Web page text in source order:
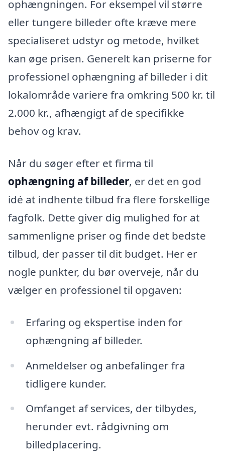
ophængningen. For eksempel vil større
eller tungere billeder ofte kræve mere
specialiseret udstyr og metode, hvilket
kan øge prisen. Generelt kan priserne for
professionel ophængning af billeder i dit
lokalområde variere fra omkring 500 kr. til
2.000 kr., afhængigt af de specifikke
behov og krav.
Når du søger efter et firma til
ophængning af billeder, er det en god
idé at indhente tilbud fra flere forskellige
fagfolk. Dette giver dig mulighed for at
sammenligne priser og finde det bedste
tilbud, der passer til dit budget. Her er
nogle punkter, du bør overveje, når du
vælger en professionel til opgaven:
Erfaring og ekspertise inden for
ophængning af billeder.
Anmeldelser og anbefalinger fra
tidligere kunder.
Omfanget af services, der tilbydes,
herunder evt. rådgivning om
billedplacering.